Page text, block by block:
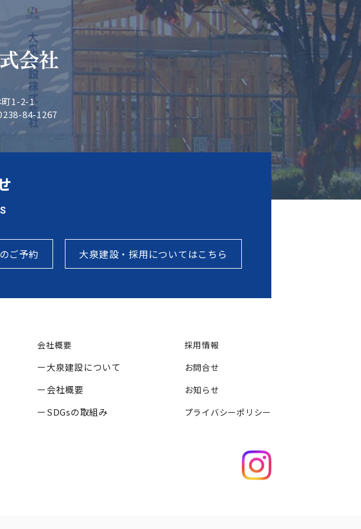
町1-2-1
84-1267
ご予約 大泉建設・採用についてはこちら
会社概要
大泉建設について
会社概要
SDGsの取組み
採用情報
お問合せ
お知らせ
プライバシーポリシー